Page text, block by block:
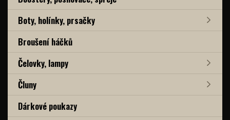
Boty, holínky, prsačky
Broušení háčků
Čelovky, lampy
Čluny
Dárkové poukazy